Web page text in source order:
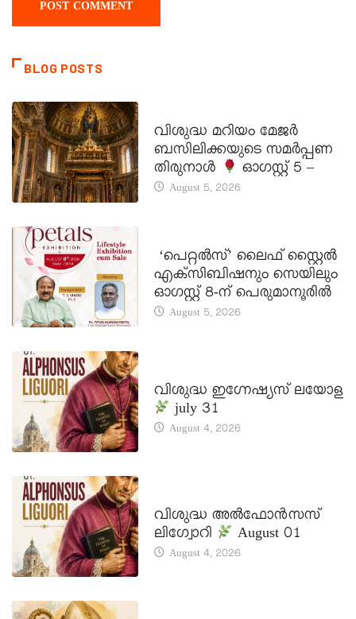
BLOG POSTS
വിശുദ്ധ മറിയം മേജർ
ബസിലിക്കയുടെ സമർപ്പണ
തിരുനാൾ
ഓഗസ്റ്റ് 5 –
August 5, 2026
‘പെറ്റൽസ്’ ലൈഫ് സ്റ്റൈൽ
എക്സിബിഷനും സെയിലും
ഓഗസ്റ്റ് 8-ന് പെരുമാനൂരിൽ
August 5, 2026
വിശുദ്ധ ഇഗ്നേഷ്യസ് ലയോള
july 31
August 4, 2026
വിശുദ്ധ അൽഫോൻസസ്
ലിഗ്വോറി
August 01
August 4, 2026